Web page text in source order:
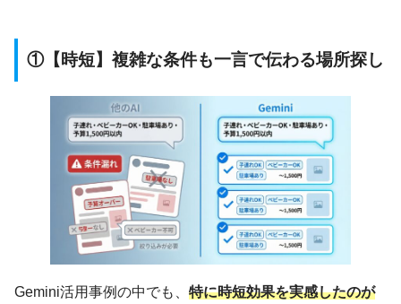
①【時短】複雑な条件も一言で伝わる場所探し
Gemini活用事例の中でも、 特に時短効果を実感したのが